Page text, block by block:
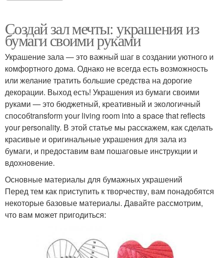
Создай зал мечты: украшения из
бумаги своими руками
Украшение зала — это важный шаг в создании уютного и
комфортного дома. Однако не всегда есть возможность
или желание тратить большие средства на дорогие
декорации. Выход есть! Украшения из бумаги своими
руками — это бюджетный, креативный и экологичный
способtransform your living room into a space that reflects
your personality. В этой статье мы расскажем, как сделать
красивые и оригинальные украшения для зала из
бумаги, и предоставим вам пошаговые инструкции и
вдохновение.
Основные материалы для бумажных украшений
Перед тем как приступить к творчеству, вам понадобятся
некоторые базовые материалы. Давайте рассмотрим,
что вам может пригодиться: